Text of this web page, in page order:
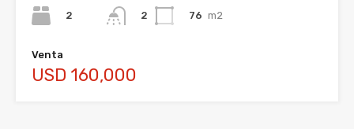
2
2
76 m2
Venta
USD 160,000